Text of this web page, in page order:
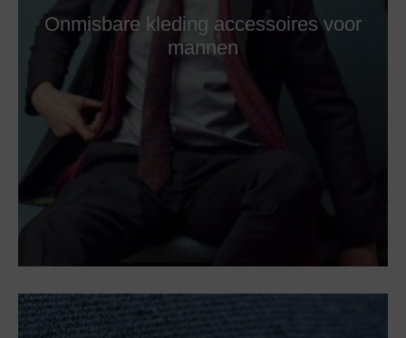
Onmisbare kleding accessoires voor
mannen